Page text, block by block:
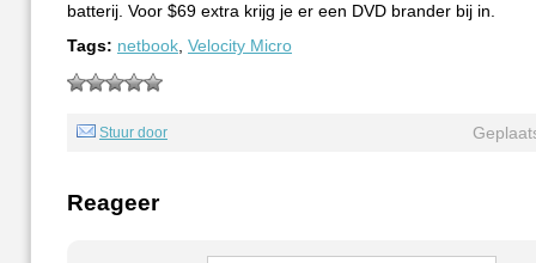
batterij. Voor $69 extra krijg je er een DVD brander bij in.
Tags: netbook Velocity Micro
Stuur door
Reageer